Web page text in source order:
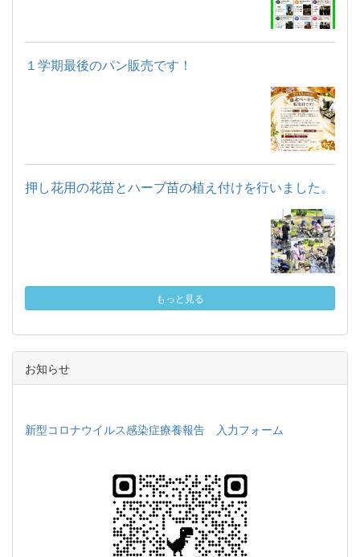
１学期最後のパン販売です！
押し花用の花苗とハーブ苗の植え付けを行いました。
もっと見る
お知らせ
新型コロナウイルス感染症療養報告 入力フォーム